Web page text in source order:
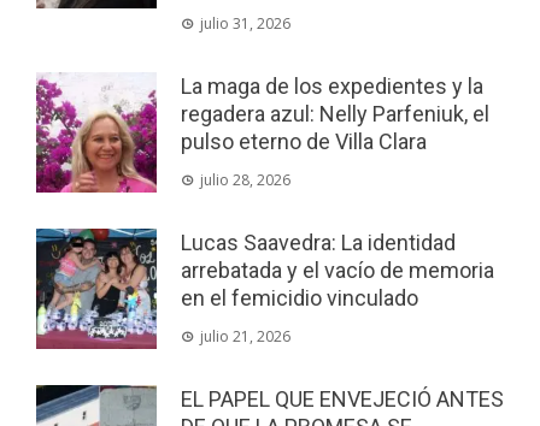
julio 31, 2026
La maga de los expedientes y la
regadera azul: Nelly Parfeniuk, el
pulso eterno de Villa Clara
julio 28, 2026
Lucas Saavedra: La identidad
arrebatada y el vacío de memoria
en el femicidio vinculado
julio 21, 2026
EL PAPEL QUE ENVEJECIÓ ANTES